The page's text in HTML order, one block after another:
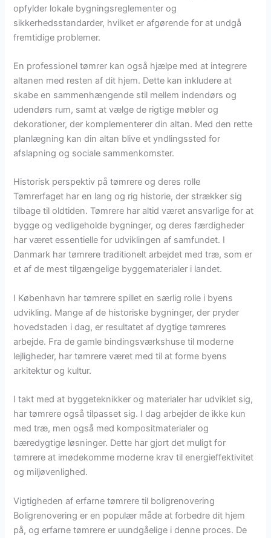
opfylder lokale bygningsreglementer og
sikkerhedsstandarder, hvilket er afgørende for at undgå
fremtidige problemer.
En professionel tømrer kan også hjælpe med at integrere
altanen med resten af dit hjem. Dette kan inkludere at
skabe en sammenhængende stil mellem indendørs og
udendørs rum, samt at vælge de rigtige møbler og
dekorationer, der komplementerer din altan. Med den rette
planlægning kan din altan blive et yndlingssted for
afslapning og sociale sammenkomster.
Historisk perspektiv på tømrere og deres rolle
Tømrerfaget har en lang og rig historie, der strækker sig
tilbage til oldtiden. Tømrere har altid været ansvarlige for at
bygge og vedligeholde bygninger, og deres færdigheder
har været essentielle for udviklingen af samfundet. I
Danmark har tømrere traditionelt arbejdet med træ, som er
et af de mest tilgængelige byggematerialer i landet.
I København har tømrere spillet en særlig rolle i byens
udvikling. Mange af de historiske bygninger, der pryder
hovedstaden i dag, er resultatet af dygtige tømreres
arbejde. Fra de gamle bindingsværkshuse til moderne
lejligheder, har tømrere været med til at forme byens
arkitektur og kultur.
I takt med at byggeteknikker og materialer har udviklet sig,
har tømrere også tilpasset sig. I dag arbejder de ikke kun
med træ, men også med kompositmaterialer og
bæredygtige løsninger. Dette har gjort det muligt for
tømrere at imødekomme moderne krav til energieffektivitet
og miljøvenlighed.
Vigtigheden af erfarne tømrere til boligrenovering
Boligrenovering er en populær måde at forbedre dit hjem
på, og erfarne tømrere er uundgåelige i denne proces. De